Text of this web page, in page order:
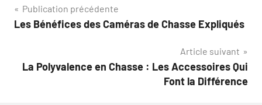
Navigation
de
Publication précédente
Les Bénéfices des Caméras de Chasse Expliqués
Article suivant
La Polyvalence en Chasse : Les Accessoires Qui
Font la Différence